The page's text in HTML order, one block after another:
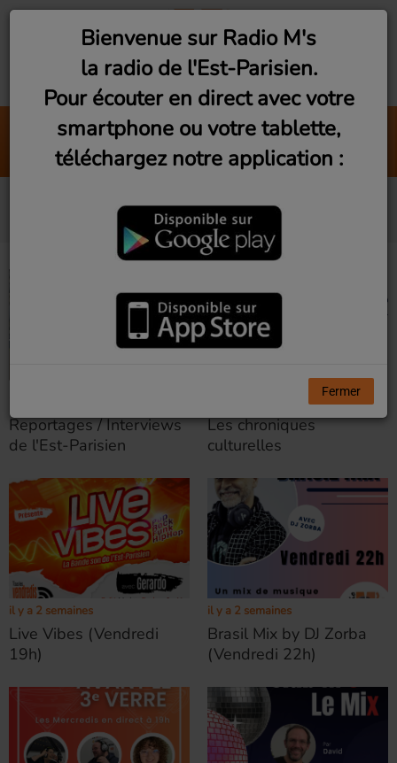
Self Aware
Temperer City
Nos podcasts
Reportages / Interviews
de l'Est-Parisien
Les chroniques
culturelles
il y a 2 semaines
Live Vibes (Vendredi
19h)
il y a 2 semaines
Brasil Mix by DJ Zorba
(Vendredi 22h)
Bienvenue sur Radio M's
la radio de l'Est-Parisien.
Pour écouter en direct avec votre
smartphone ou votre tablette,
téléchargez notre application :
Fermer